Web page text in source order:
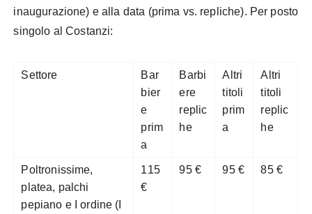
inaugurazione) e alla data (prima vs. repliche). Per posto
singolo al Costanzi:
Settore
Bar
bier
e
prim
a
Barbi
ere
replic
he
Altri
titoli
prim
a
Altri
titoli
replic
he
Poltronissime,
platea, palchi
pepiano e I ordine (I
115
€
95 € 95 € 85 €